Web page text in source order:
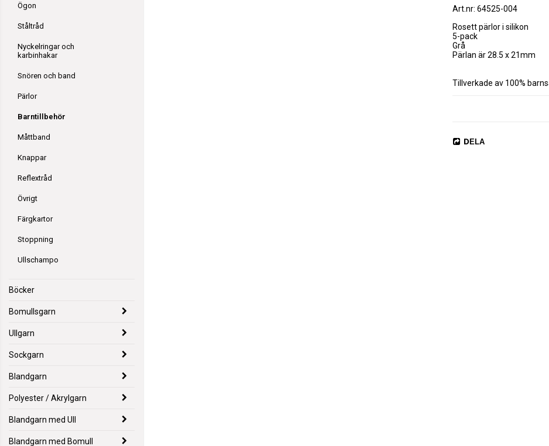
Ögon
Ståltråd
Nyckelringar och
karbinhakar
Snören och band
Pärlor
Barntillbehör
Måttband
Knappar
Reflextråd
Övrigt
Färgkartor
Stoppning
Ullschampo
Böcker
Bomullsgarn
Ullgarn
Sockgarn
Blandgarn
Polyester / Akrylgarn
Blandgarn med Ull
Blandgarn med Bomull
Art.nr: 64525-004
Rosett pärlor i silikon
5-pack
Grå
Pärlan är 28.5 x 21mm
Tillverkade av 100%
DELA